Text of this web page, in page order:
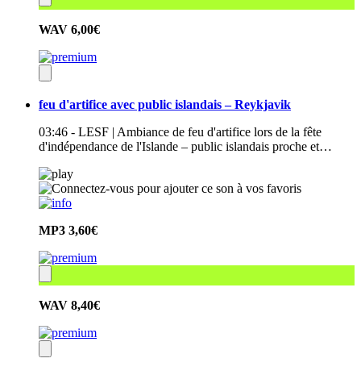
WAV 6,00€
feu d'artifice avec public islandais – Reykjavik
03:46 - LESF | Ambiance de feu d'artifice lors de la fête
d'indépendance de l'Islande – public islandais proche et…
MP3 3,60€
WAV 8,40€